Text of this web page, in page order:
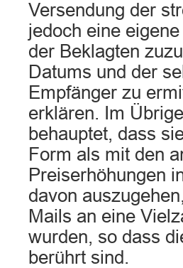
Versendung der
jedoch eine
der Beklagten
Datums und der
Empfänger zu
erklären. Im
behauptet, dass
Form als mit den
Preiserhöhungen
davon
Mails an eine
wurden, so dass
berührt sind.